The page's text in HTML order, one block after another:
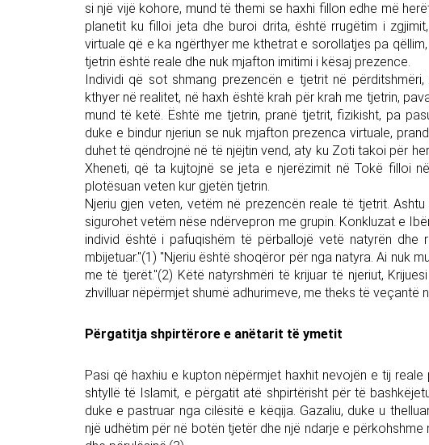
si një vijë kohore, mund të themi se haxhi fillon edhe më
planetit ku filloi jeta dhe buroi drita, është rrugëtim i
virtuale që e ka ngërthyer me kthetrat e sorollatjes pa
tjetrin është reale dhe nuk mjafton imitimi i kësaj prezence.
Individi që sot shmang prezencën e tjetrit në
kthyer në realitet, në haxh është krah për krah me tjetrin,
mund të ketë. Është me tjetrin, pranë tjetrit, fizikisht, pa
duke e bindur njeriun se nuk mjafton prezenca virtuale,
duhet të qëndrojnë në të njëjtin vend, aty ku Zoti takoi për
Xheneti, që ta kujtojnë se jeta e njerëzimit në Tokë filloi
plotësuan veten kur gjetën tjetrin.
Njeriu gjen veten, vetëm në prezencën reale të tjetrit.
sigurohet vetëm nëse ndërvepron me grupin. Konkluzat e
individ është i pafuqishëm të përballojë vetë natyrën
mbijetuar."(1) "Njeriu është shoqëror për nga natyra. Ai nuk
me të tjerët."(2) Këtë natyrshmëri të krijuar të njeriut,
zhvilluar nëpërmjet shumë adhurimeve, me theks të veçantë
Përgatitja shpirtërore e anëtarit të ymetit
Pasi që haxhiu e kupton nëpërmjet haxhit nevojën e tij
shtyllë të Islamit, e përgatit atë shpirtërisht për të
duke e pastruar nga cilësitë e këqija. Gazaliu, duke u
një udhëtim për në botën tjetër dhe një ndarje e